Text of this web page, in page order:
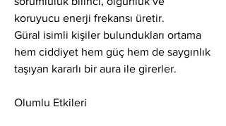
koruyucu enerji frekansı üretir.
Güral isimli kişiler bulundukları ortama
hem ciddiyet hem güç hem de saygınlık
taşıyan kararlı bir aura ile girerler.
Olumlu Etkileri